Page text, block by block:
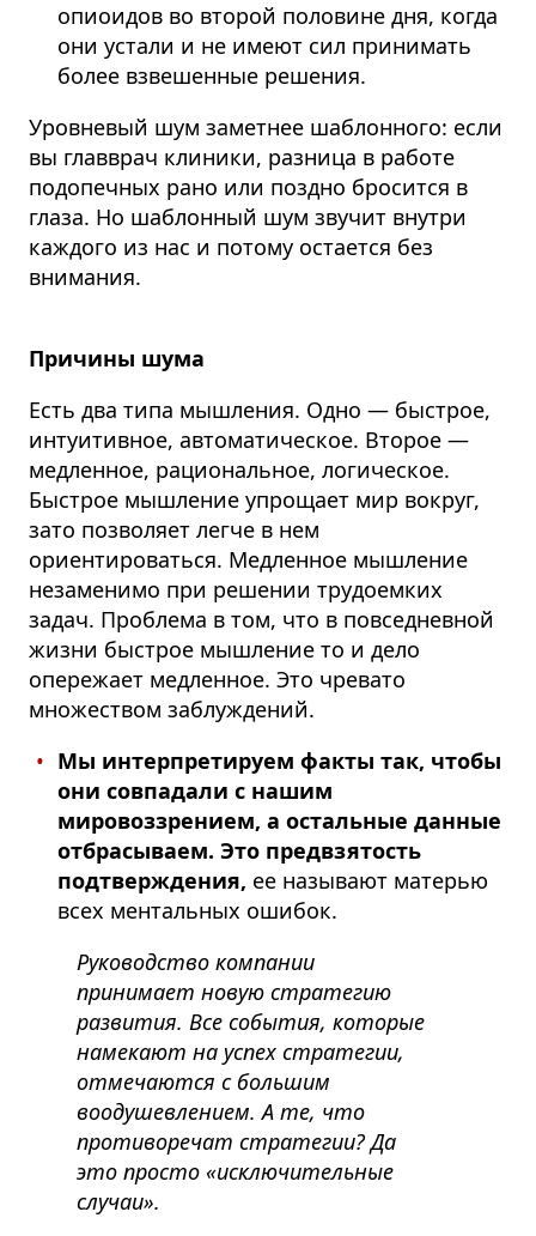
опиоидов во второй половине дня, когда
они устали и не имеют сил принимать
более взвешенные решения.
Уровневый шум заметнее шаблонного: если
вы главврач клиники, разница в работе
подопечных рано или поздно бросится в
глаза. Но шаблонный шум звучит внутри
каждого из нас и потому остается без
внимания.
Причины шума
Есть два типа мышления. Одно — быстрое,
интуитивное, автоматическое. Второе —
медленное, рациональное, логическое.
Быстрое мышление упрощает мир вокруг,
зато позволяет легче в нем
ориентироваться. Медленное мышление
незаменимо при решении трудоемких
задач. Проблема в том, что в повседневной
жизни быстрое мышление то и дело
опережает медленное. Это чревато
множеством заблуждений.
Мы интерпретируем факты так, чтобы
они совпадали с нашим
мировоззрением, а остальные данные
отбрасываем. Это предвзятость
подтверждения, ее называют матерью
всех ментальных ошибок.
Руководство компании
принимает новую стратегию
развития. Все события, которые
намекают на успех стратегии,
отмечаются с большим
воодушевлением. А те, что
противоречат стратегии? Да
это просто «исключительные
случаи».